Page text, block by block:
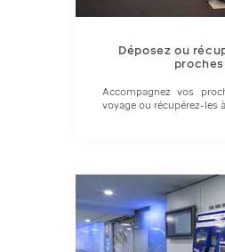
Déposez ou
proches
Accompagnez vos
voyage ou récupérez-les